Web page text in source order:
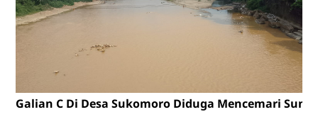
Galian C Di Desa Sukomoro Diduga Mencemari